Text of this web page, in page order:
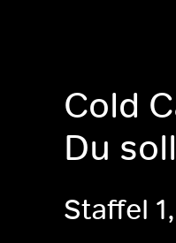
Cold
Du
Staffel